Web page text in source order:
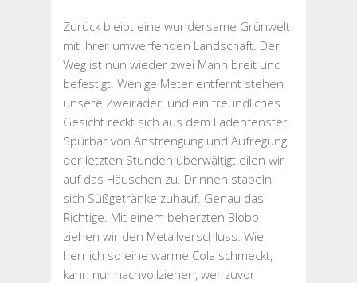
Zurück bleibt eine wundersame Grünwelt
mit ihrer umwerfenden Landschaft. Der
Weg ist nun wieder zwei Mann breit und
befestigt. Wenige Meter entfernt stehen
unsere Zweiräder, und ein freundliches
Gesicht reckt sich aus dem Ladenfenster.
Spürbar von Anstrengung und Aufregung
der letzten Stunden überwältigt eilen wir
auf das Häuschen zu. Drinnen stapeln
sich Süßgetränke zuhauf. Genau das
Richtige. Mit einem beherzten Blobb
ziehen wir den Metallverschluss. Wie
herrlich so eine warme Cola schmeckt,
kann nur nachvollziehen, wer zuvor